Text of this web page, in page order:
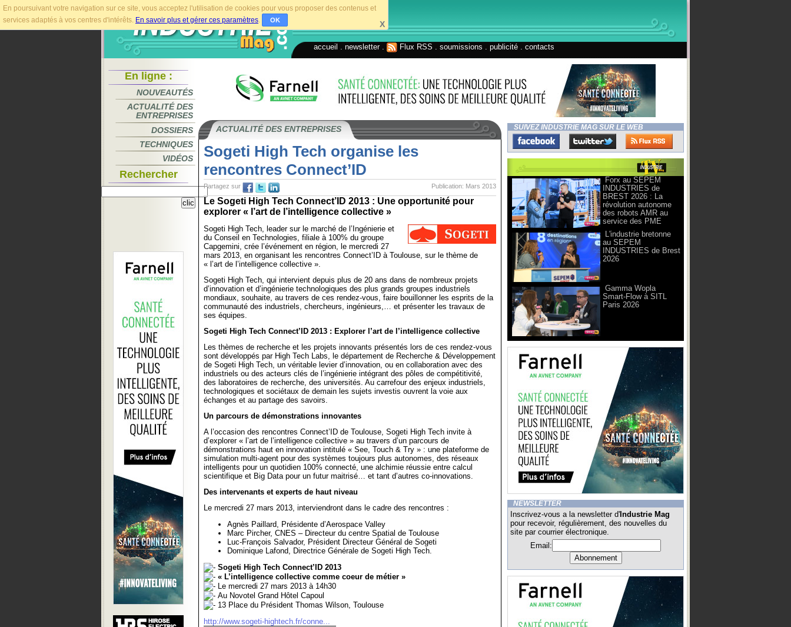
En poursuivant votre navigation sur ce site, vous acceptez l'utilisation de cookies pour vous proposer des contenus et
services adaptés à vos centres d'intérêts. En savoir plus et gérer ces paramètres. OK X
accueil newsletter. Flux RSS soumissions publicité contacts
En ligne :
NOUVEAUTÉS
ACTUALITÉ DES
ENTREPRISES
DOSSIERS
TECHNIQUES
VIDÉOS
Rechercher
ACTUALITÉ DES ENTREPRISES
Sogeti High Tech organise les
rencontres Connect’ID
Publication: Mars 2013
Partagez sur
Le Sogeti High Tech Connect’ID 2013 : Une opportunité pour
explorer « l’art de l’intelligence collective »
Sogeti High Tech, leader sur le marché de l’Ingénierie et
du Conseil en Technologies, filiale à 100% du groupe
Capgemini, crée l’événement en région, le mercredi 27
mars 2013, en organisant les rencontres Connect’ID à Toulouse, sur le thème de
« l’art de l’intelligence collective ».
Sogeti High Tech, qui intervient depuis plus de 20 ans dans de nombreux projets
d’innovation et d’ingénierie technologiques des plus grands groupes industriels
mondiaux, souhaite, au travers de ces rendez-vous, faire bouillonner les esprits de la
communauté des industriels, chercheurs, ingénieurs,… et présenter les travaux de
ses équipes.
Sogeti High Tech Connect’ID 2013 : Explorer l’art de l’intelligence collective
Les thèmes de recherche et les projets innovants présentés lors de ces rendez-vous
sont développés par High Tech Labs, le département de Recherche & Développement
de Sogeti High Tech, un véritable levier d’innovation, ou en collaboration avec des
industriels ou des acteurs clés de l’ingénierie intégrant des pôles de compétitivité,
des laboratoires de recherche, des universités. Au carrefour des enjeux industriels,
technologiques et sociétaux de demain les sujets investis ouvrent la voie aux
échanges et au partage des savoirs.
Un parcours de démonstrations innovantes
A l’occasion des rencontres Connect’ID de Toulouse, Sogeti High Tech invite à
d’explorer « l’art de l’intelligence collective » au travers d’un parcours de
démonstrations haut en innovation intitulé « See, Touch & Try » : une plateforme de
simulation multi-agent pour des systèmes toujours plus autonomes, des réseaux
intelligents pour un quotidien 100% connecté, une alchimie réussie entre calcul
scientifique et Big Data pour un futur maitrisé… et tant d’autres co-innovations.
Des intervenants et experts de haut niveau
Le mercredi 27 mars 2013, interviendront dans le cadre des rencontres :
Agnès Paillard, Présidente d’Aerospace Valley
Marc Pircher, CNES – Directeur du centre Spatial de Toulouse
Luc-François Salvador, Président Directeur Général de Sogeti
Dominique Lafond, Directrice Générale de Sogeti High Tech.
Sogeti High Tech Connect’ID 2013
« L’intelligence collective comme coeur de métier »
Le mercredi 27 mars 2013 à 14h30
Au Novotel Grand Hôtel Capoul
13 Place du Président Thomas Wilson, Toulouse
http://www.sogeti-hightech.fr/conne...
SUIVEZ INDUSTRIE MAG SUR LE WEB
Forx au SEPEM
INDUSTRIES de
BREST 2026 : La
révolution autonome
des robots AMR au
service des PME
L'industrie bretonne
au SEPEM
INDUSTRIES de Brest
2026
Gamma Wopla
Smart-Flow à SITL
Paris 2026
NEWSLETTER
Inscrivez-vous a la newsletter d' Industrie Mag
pour recevoir, régulièrement, des nouvelles du
site par courrier électronique.
Email: